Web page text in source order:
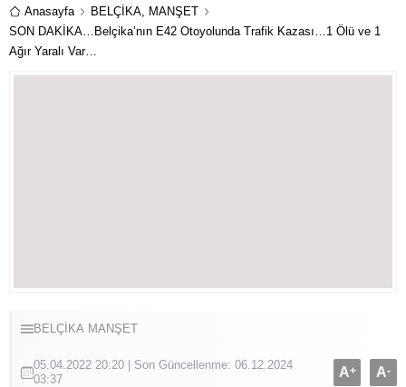
Anasayfa BELÇİKA MANŞET
SON DAKİKA…Belçika’nın E42 Otoyolunda Trafik Kazası…1 Ölü ve 1
Ağır Yaralı Var…
BELÇİKA MANŞET
05.04.2022 20:20 | Son Güncellenme: 06.12.2024
03:37
A+ A-